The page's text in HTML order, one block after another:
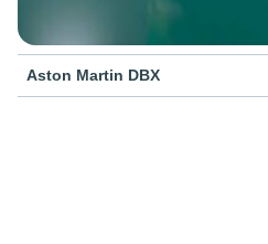
Aston Martin DBX